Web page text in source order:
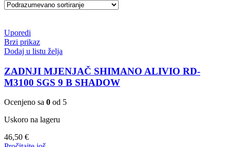
Uporedi
Brzi prikaz
Dodaj u listu želja
ZADNJI MJENJAČ SHIMANO ALIVIO RD-
M3100 SGS 9 B SHADOW
Ocenjeno sa 0 od 5
Uskoro na lageru
46,50 €